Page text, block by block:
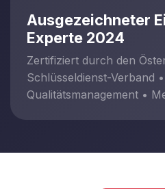
Ausgezeichneter
Experte 2024
Zertifiziert durch den
Schlüsseldienst-Verband
Qualitätsmanagement •